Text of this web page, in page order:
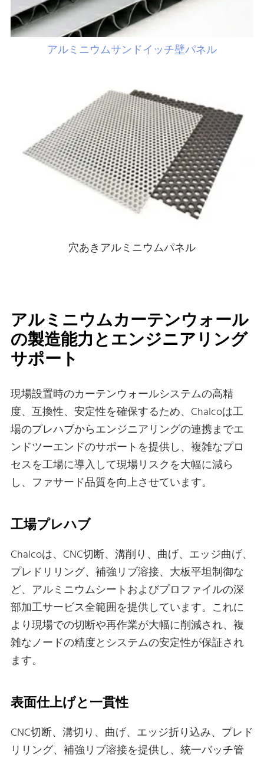
アルミニウムサンドイッチ壁パネル
穴あきアルミニウムパネル
アルミニウムカーテンウォール
の製造能力とエンジニアリング
サポート
現場設置時のカーテンウォールシステムの高精
度、互換性、安定性を確保するため、Chalcoは工
場のプレハブからエンジニアリングの連携までエ
ンドツーエンドのサポートを提供し、複雑なプロ
セスを工場に導入して現場リスクを大幅に減ら
し、ファサード品質を向上させています。
工場プレハブ
Chalcoは、CNC切断、溝削り、曲げ、エッジ曲げ、
プレドリリング、補強リブ溶接、大板平坦制御な
ど、アルミニウムシートおよびプロファイルの深
部加工サービス全範囲を提供しています。これに
より現場での切断や再作業が大幅に削減され、複
雑なノードの精度とシステムの安定性が保証され
ます。
表面仕上げと一貫性
CNC切断、溝切り、曲げ、エッジ折り込み、プレド
リリング、補強リブ溶接を提供し、統一バッチ管